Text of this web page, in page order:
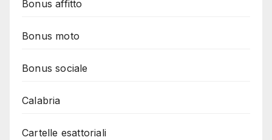
Bonus affitto
Bonus moto
Bonus sociale
Calabria
Cartelle esattoriali